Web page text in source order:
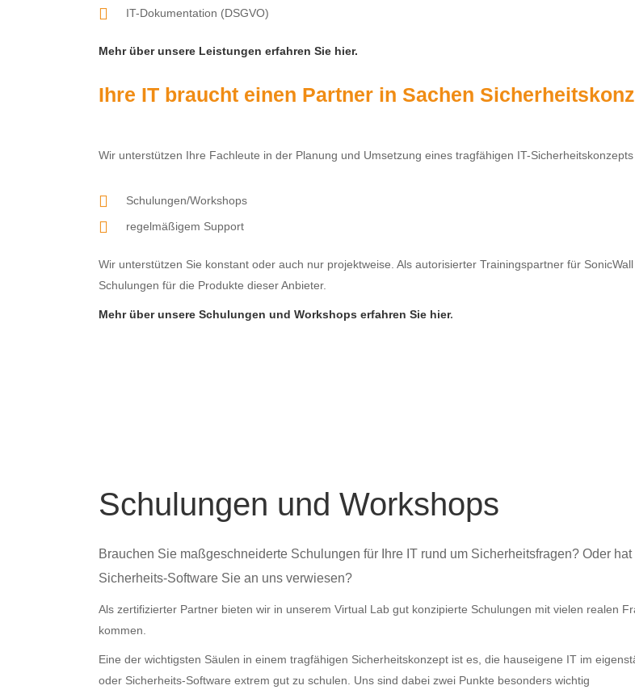
IT-Dokumentation (DSGVO)
Mehr über unsere Leistungen erfahren Sie hier.
Ihre IT braucht einen Partner in Sachen
Wir unterstützen Ihre Fachleute in der Planung und Umsetzung eines tragfähigen IT-
Schulungen/Workshops
regelmäßigem Support
Wir unterstützen Sie konstant oder auch nur projektweise. Als autorisierter Trainingspartner für
Schulungen für die Produkte dieser Anbieter.
Mehr über unsere Schulungen und Workshops erfahren Sie hier.
Schulungen und Workshops
Brauchen Sie maßgeschneiderte Schulungen für Ihre IT rund um Sicherheitsfragen? Oder
Sicherheits-Software Sie an uns verwiesen?
Als zertifizierter Partner bieten wir in unserem Virtual Lab gut konzipierte Schulungen mit vielen realen
kommen.
Eine der wichtigsten Säulen in einem tragfähigen Sicherheitskonzept ist es, die hauseigene IT im
oder Sicherheits-Software extrem gut zu schulen. Uns sind dabei zwei Punkte besonders wichtig